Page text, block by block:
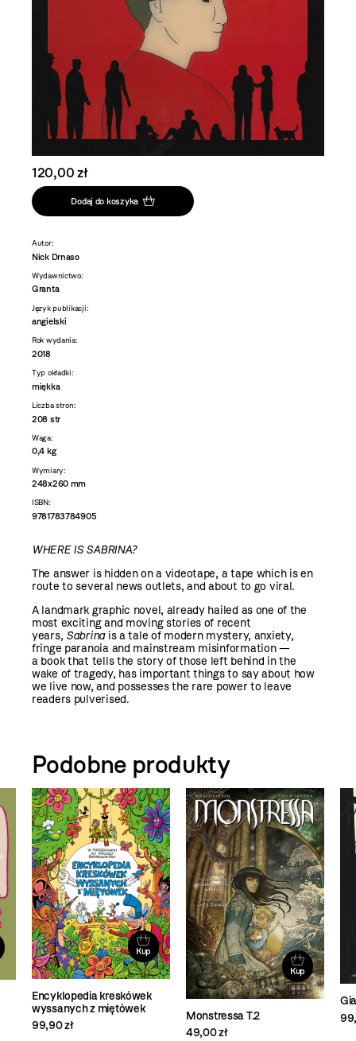
120,00 zł
Dodaj do koszyka
Autor:
Nick Drnaso
Wydawnictwo:
Granta
Język publikacji:
angielski
Rok wydania:
2018
Typ okładki:
miękka
Liczba stron:
208 str
Waga:
0,4 kg
Wymiary:
248x260 mm
ISBN:
9781783784905
WHERE IS SABRINA?
The answer is hidden on a videotape, a tape which is en
route to several news outlets, and about to go viral.
A landmark graphic novel, already hailed as one of the
most exciting and moving stories of recent
years, Sabrina is a tale of modern mystery, anxiety,
fringe paranoia and mainstream misinformation —
a book that tells the story of those left behind in the
wake of tragedy, has important things to say about how
we live now, and possesses the rare power to leave
readers pulverised.
Podobne produkty
Kup
Encyklopedia kreskówek
wyssanych z miętówek
99,90 zł
Kup
Monstressa T.2
49,00 zł